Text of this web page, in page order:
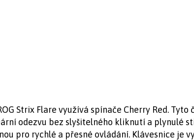
Strix Flare využívá spínače Cherry Red. Tyto
odezvu bez slyšitelného kliknutí a plynulé
pro rychlé a přesné ovládání. Klávesnice je